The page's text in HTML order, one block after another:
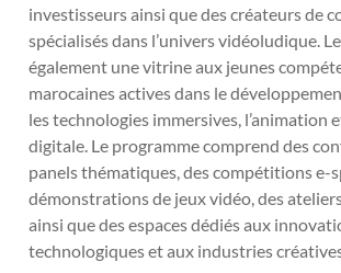
investisseurs ainsi que des créateurs de
spécialisés dans l’univers vidéoludique.
également une vitrine aux jeunes
marocaines actives dans le
les technologies immersives, l’animation
digitale. Le programme comprend des
panels thématiques, des compétitions e-
démonstrations de jeux vidéo, des
ainsi que des espaces dédiés aux
technologiques et aux industries